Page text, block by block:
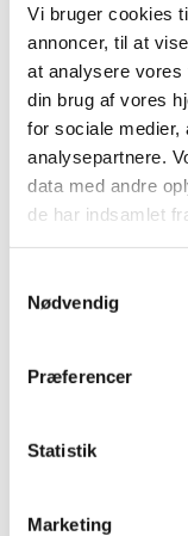
Vi bruger cookies
annoncer, til at
at analysere vores
din brug af vores
for sociale medier,
analysepartnere.
data med andre
de har indsamlet
Nødvendig
Præferencer
Statistik
Marketing
July (2)
June (1)
May (1)
April (2)
March (1)
February (1)
January (1)
2021 (44)
2019 (20)
2017 (48)
2013 (3)
2011 (13)